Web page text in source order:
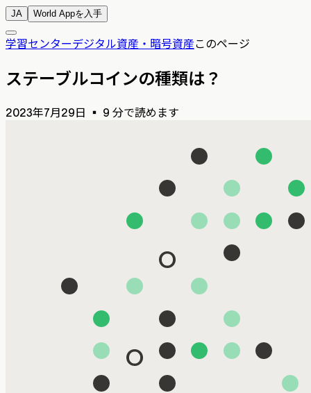
JA World Appを入手
学習センターデジタル資産・暗号資産このページ
ステーブルコインの種類は？
2023年7月29日 ▪ 9 分で読めます